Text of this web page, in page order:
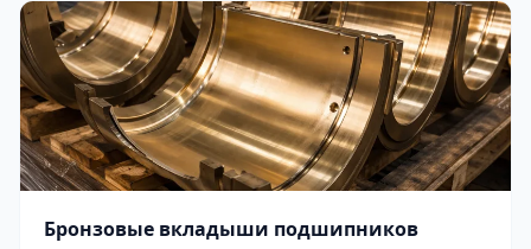
Бронзовые вкладыши подшипников